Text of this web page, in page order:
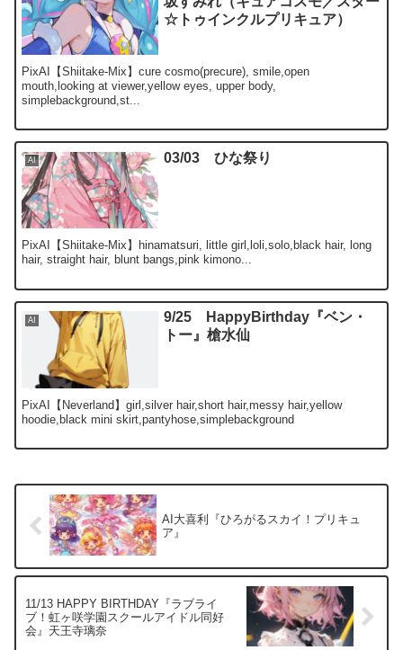
☆トゥインクルプリキュア）
PixAI【Shiitake-Mix】cure cosmo(precure), smile,open
mouth,looking at viewer,yellow eyes, upper body,
simplebackground,st...
AI 03/03 ひな祭り
PixAI【Shiitake-Mix】hinamatsuri, little girl,loli,solo,black hair, long
hair, straight hair, blunt bangs,pink kimono...
AI
9/25 HappyBirthday『ベン・
トー』槍水仙
PixAI【Neverland】girl,silver hair,short hair,messy hair,yellow
hoodie,black mini skirt,pantyhose,simplebackground
AI大喜利『ひろがるスカイ！プリキュ
ア』
11/13 HAPPY BIRTHDAY『ラブライ
ブ！虹ヶ咲学園スクールアイドル同好
会』天王寺璃奈